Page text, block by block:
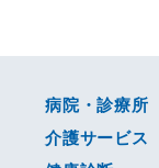
病院・診療所
介護サービス